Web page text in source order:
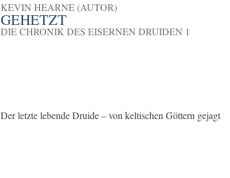
KEVIN HEARNE (AUTOR)
GEHETZT
DIE CHRONIK DES EISERNEN DRUIDEN 1
Der letzte lebende Druide – von keltischen Göttern gejagt